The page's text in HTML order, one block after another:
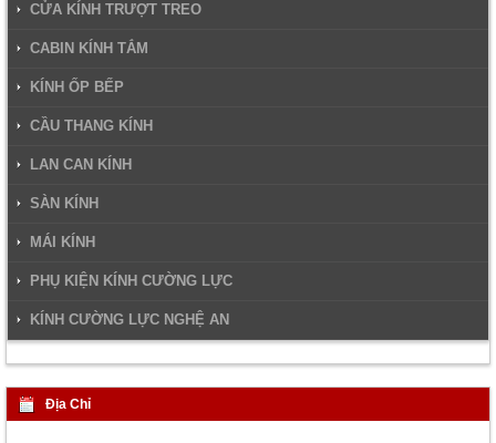
CỬA KÍNH TRƯỢT TREO
CABIN KÍNH TẮM
KÍNH ỐP BẾP
CẦU THANG KÍNH
LAN CAN KÍNH
SÀN KÍNH
MÁI KÍNH
PHỤ KIỆN KÍNH CƯỜNG LỰC
KÍNH CƯỜNG LỰC NGHỆ AN
Địa Chỉ